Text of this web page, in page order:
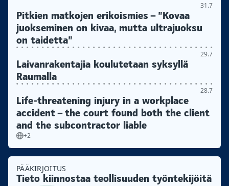
31.7
Pitkien matkojen erikoismies – ”Kovaa
juokseminen on kivaa, mutta ultrajuoksu
on taidetta”
29.7
Laivanrakentajia koulutetaan syksyllä
Raumalla
28.7
Life-threatening injury in a workplace
accident – the court found both the client
and the subcontractor liable
+2
PÄÄKIRJOITUS
Tieto kiinnostaa teollisuuden työntekijöitä